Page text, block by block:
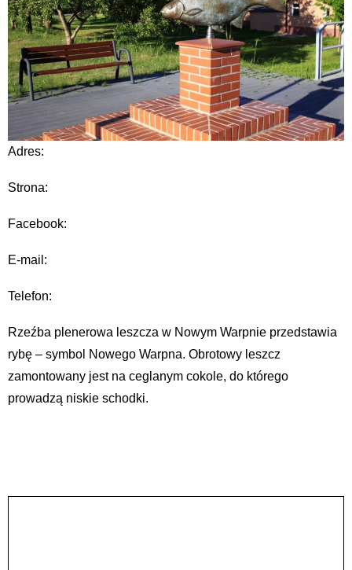
Adres:
Strona:
Facebook:
E-mail:
Telefon:
Rzeźba plenerowa leszcza w Nowym Warpnie przedstawia
rybę – symbol Nowego Warpna. Obrotowy leszcz
zamontowany jest na ceglanym cokole, do którego
prowadzą niskie schodki.